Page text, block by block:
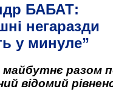
БАБАТ:
негаразди
у минуле”
разом
відомий